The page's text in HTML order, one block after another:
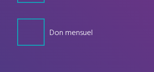
Don mensuel